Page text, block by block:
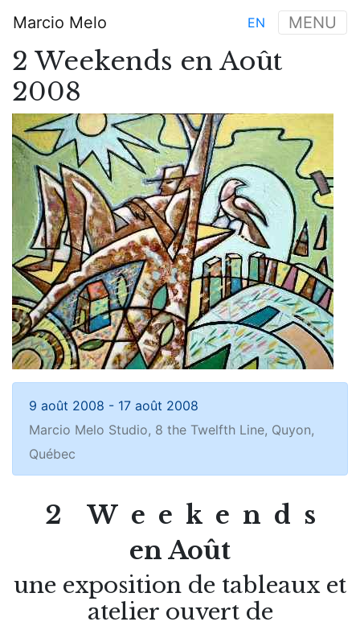
au
contenu
principal
Main
navigation
Marcio Melo MENU
EN
2 Weekends en Août
2008
9 août 2008 - 17 août 2008
Marcio Melo Studio, 8 the Twelfth Line, Quyon,
Québec
2 W e e k e n d s
en Août
une exposition de tableaux et
atelier ouvert de